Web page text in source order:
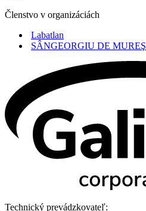
Členstvo v organizáciách
Labatlan
SÂNGEORGIU DE MUREŞ
Technický prevádzkovateľ: